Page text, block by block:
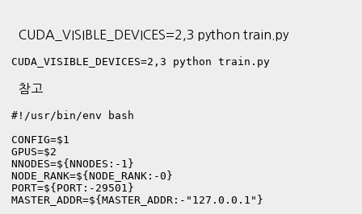
CUDA_VISIBLE_DEVICES=2,3 python train.py
CUDA_VISIBLE_DEVICES=2,3 python train.py
참고
#!/usr/bin/env bash
CONFIG=$1
GPUS=$2
NNODES=${NNODES:-1}
NODE_RANK=${NODE_RANK:-0}
PORT=${PORT:-29501}
MASTER_ADDR=${MASTER_ADDR:-"127.0.0.1"}